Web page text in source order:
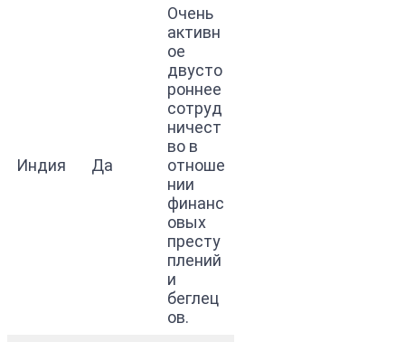
Индия Да
Очень
активн
ое
двусто
роннее
сотруд
ничест
во в
отноше
нии
финанс
овых
престу
плений
и
беглец
ов.